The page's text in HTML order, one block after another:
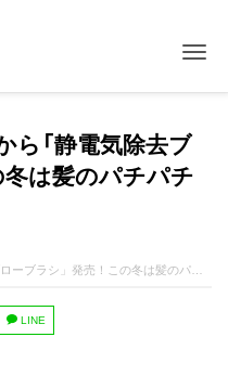
「静電気除去ブ
冬は髪のパチパチ
シ」発売！この冬は髪のパチパチを回避
LINE